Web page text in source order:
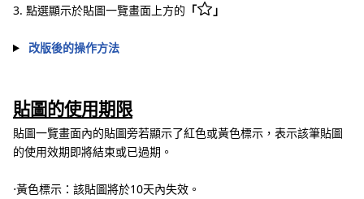
3. 點選顯示於貼圖一覽畫面上方的 「 」
改版後的操作方法
貼圖的使用期限
貼圖一覽畫面內的貼圖旁若顯示了紅色或黃色標示，表示該筆貼圖
的使用效期即將結束或已過期。
⋅黃色標示：該貼圖將於10天內失效。